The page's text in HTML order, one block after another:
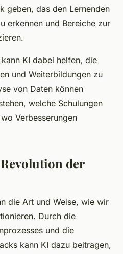
geben, das den Lernenden
erkennen und Bereiche zur
KI dabei helfen, die
und Weiterbildungen zu
von Daten können
welche Schulungen
Verbesserungen
der
die Art und Weise, wie wir
Durch die
und die
kann KI dazu beitragen,